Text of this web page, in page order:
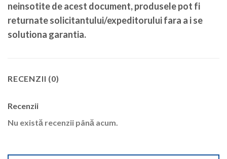
neinsotite de acest document, produsele pot fi
returnate solicitantului/expeditorului fara a i se
solutiona garantia.
RECENZII (0)
Recenzii
Nu există recenzii până acum.